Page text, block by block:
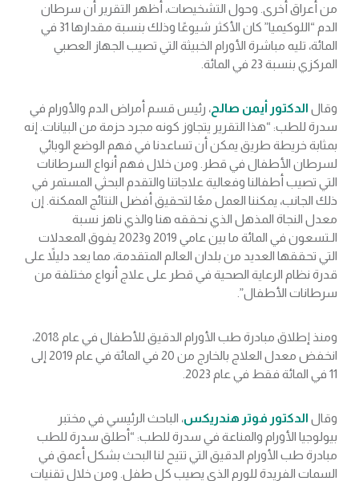
من أعراق أخرى. وحول التشخيصات، أظهر التقرير أن سرطان
الدم “اللوكيميا” كان الأكثر شيوعًا وذلك بنسبة مقدارها 31 في
المائة، تليه مباشرة الأورام الخبيثة التي تصيب الجهاز العصبي
المركزي بنسبة 23 في المائة.
وقال الدكتور أيمن صالح، رئيس قسم أمراض الدم والأورام في
سدرة للطب: “هذا التقرير يتجاوز كونه مجرد حزمة من البيانات. إنه
بمثابة خريطة طريق يمكن أن تساعدنا في فهم الوضع الوبائي
لسرطان الأطفال في قطر. ومن خلال فهم أنواع السرطانات
التي تصيب أطفالنا وفعالية علاجاتنا والتقدم البحثي المستمر في
ذلك الجانب، يمكننا العمل معًا لتحقيق أفضل النتائج الممكنة. إن
معدل النجاة المذهل الذي نحققه هنا والذي ناهز نسبة
الـتسعون في المائة ما بين عامي 2019 و2023 يفوق المعدلات
التي تحققها العديد من بلدان العالم المتقدمة، مما يعد دليلاً على
قدرة نظام الرعاية الصحية في قطر على علاج أنواع مختلفة من
سرطانات الأطفال”.
ومنذ إطلاق مبادرة طب الأورام الدقيق للأطفال في عام 2018،
انخفض معدل العلاج بالخارج من 20 في المائة في عام 2019 إلى
11 في المائة فقط في عام 2023.
وقالالدكتور فوتر هندريكس، الباحث الرئيسي في مختبر
بيولوجيا الأورام والمناعة في سدرة للطب: “أطلق سدرة للطب
مبادرة طب الأورام الدقيق التي تتيح لنا البحث بشكل أعمق في
السمات الفريدة للورم الذي يصيب كل طفل. ومن خلال تقنيات